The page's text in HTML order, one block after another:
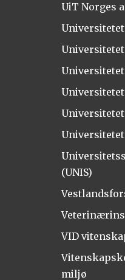
UiT Norges
(UNIS)
VID
miljø